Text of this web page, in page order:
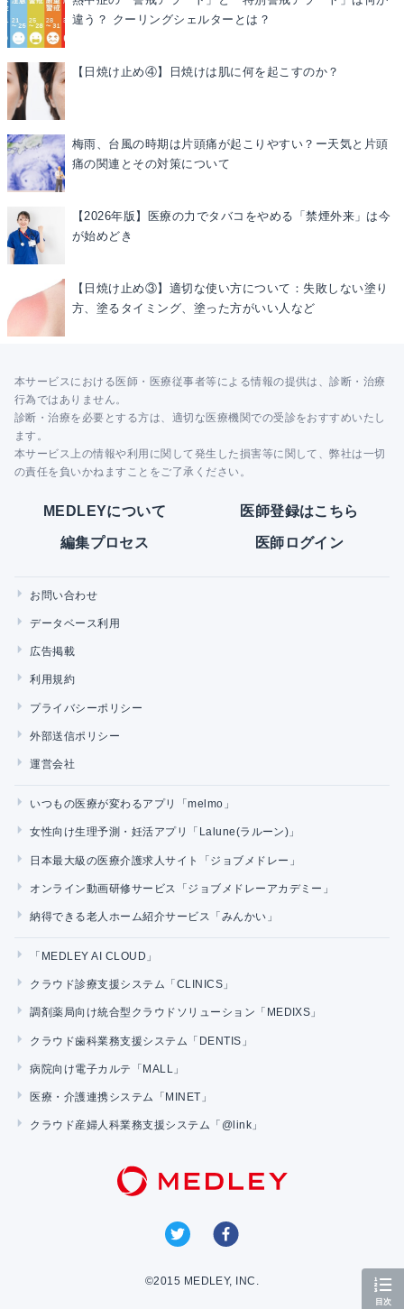
違う？ クーリングシェルターとは？
【日焼け止め④】日焼けは肌に何を起こすのか？
梅雨、台風の時期は片頭痛が起こりやすい？ー天気と片頭
痛の関連とその対策について
【2026年版】医療の力でタバコをやめる「禁煙外来」は今
が始めどき
【日焼け止め③】適切な使い方について：失敗しない塗り
方、塗るタイミング、塗った方がいい人など
本サービスにおける医師・医療従事者等による情報の提供は、診断・治療
行為ではありません。
診断・治療を必要とする方は、適切な医療機関での受診をおすすめいたし
ます。
本サービス上の情報や利用に関して発生した損害等に関して、弊社は一切
の責任を負いかねますことをご了承ください。
MEDLEYについて 医師登録はこちら
編集プロセス 医師ログイン
お問い合わせ
データベース利用
広告掲載
利用規約
プライバシーポリシー
外部送信ポリシー
運営会社
いつもの医療が変わるアプリ「melmo」
女性向け生理予測・妊活アプリ「Lalune(ラルーン)」
日本最大級の医療介護求人サイト「ジョブメドレー」
オンライン動画研修サービス「ジョブメドレーアカデミー」
納得できる老人ホーム紹介サービス「みんかい」
「MEDLEY AI CLOUD」
クラウド診療支援システム「CLINICS」
調剤薬局向け統合型クラウドソリューション「MEDIXS」
クラウド歯科業務支援システム「DENTIS」
病院向け電子カルテ「MALL」
医療・介護連携システム「MINET」
クラウド産婦人科業務支援システム「@link」
©2015 MEDLEY, INC.
目次